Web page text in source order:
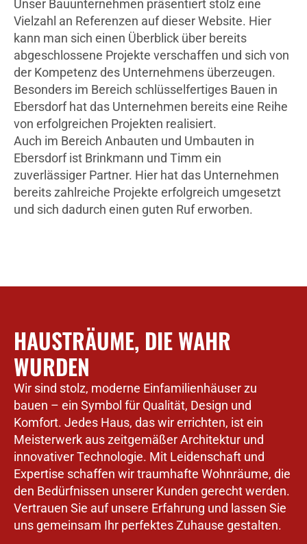
Unser Bauunternehmen präsentiert stolz eine
Vielzahl an Referenzen auf dieser Website. Hier
kann man sich einen Überblick über bereits
abgeschlossene Projekte verschaffen und sich von
der Kompetenz des Unternehmens überzeugen.
Besonders im Bereich schlüsselfertiges Bauen in
Ebersdorf hat das Unternehmen bereits eine Reihe
von erfolgreichen Projekten realisiert.
Auch im Bereich Anbauten und Umbauten in
Ebersdorf ist Brinkmann und Timm ein
zuverlässiger Partner. Hier hat das Unternehmen
bereits zahlreiche Projekte erfolgreich umgesetzt
und sich dadurch einen guten Ruf erworben.
HAUSTRÄUME, DIE WAHR
WURDEN
Wir sind stolz, moderne Einfamilienhäuser zu
bauen – ein Symbol für Qualität, Design und
Komfort. Jedes Haus, das wir errichten, ist ein
Meisterwerk aus zeitgemäßer Architektur und
innovativer Technologie. Mit Leidenschaft und
Expertise schaffen wir traumhafte Wohnräume, die
den Bedürfnissen unserer Kunden gerecht werden.
Vertrauen Sie auf unsere Erfahrung und lassen Sie
uns gemeinsam Ihr perfektes Zuhause gestalten.